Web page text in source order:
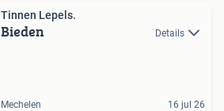
Tinnen Lepels.
Bieden Details
Mechelen 16 jul 26